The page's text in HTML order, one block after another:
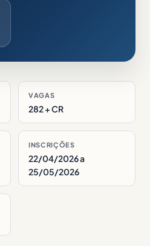
VAGAS
282 + CR
INSCRIÇÕES
22/04/2026 a
25/05/2026